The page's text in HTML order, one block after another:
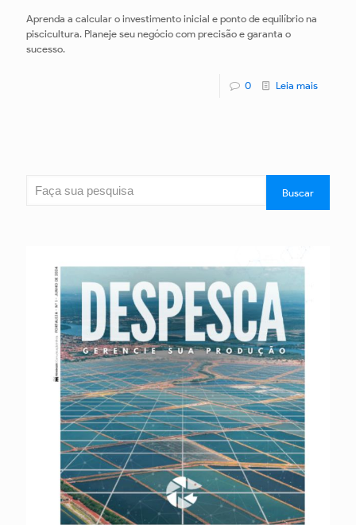
Aprenda a calcular o investimento inicial e ponto de equilíbrio na
piscicultura. Planeje seu negócio com precisão e garanta o
sucesso.
0 Leia mais
Pesquisar
Buscar